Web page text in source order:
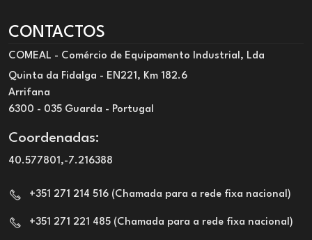
CONTACTOS
COMEAL - Comércio de Equipamento Industrial, Lda
Quinta da Fidalga - EN221, Km 182.6
Arrifana
6300 - 035 Guarda - Portugal
Coordenadas:
40.577801,-7.216388
+351 271 214 516 (Chamada para a rede fixa nacional)
+351 271 221 485 (Chamada para a rede fixa nacional)